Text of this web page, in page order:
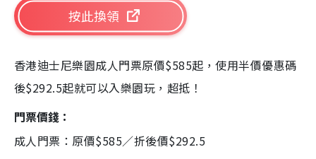
按此換領
香港迪士尼樂園成人門票原價$585起，使用半價優惠碼
後$292.5起就可以入樂園玩，超抵！
門票價錢：
成人門票： 原價$585／折後價$292.5